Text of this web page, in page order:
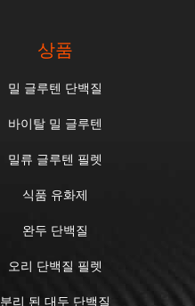
상품
밀 글루텐 단백질
바이탈 밀 글루텐
밀류 글루텐 필렛
식품 유화제
완두 단백질
오리 단백질 필렛
분리 된 대두 단백질